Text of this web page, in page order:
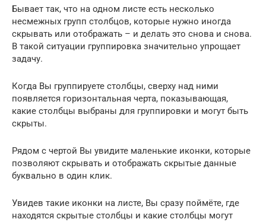
Бывает так, что на одном листе есть несколько
несмежных групп столбцов, которые нужно иногда
скрывать или отображать – и делать это снова и снова.
В такой ситуации группировка значительно упрощает
задачу.
Когда Вы группируете столбцы, сверху над ними
появляется горизонтальная черта, показывающая,
какие столбцы выбраны для группировки и могут быть
скрыты.
Рядом с чертой Вы увидите маленькие иконки, которые
позволяют скрывать и отображать скрытые данные
буквально в один клик.
Увидев такие иконки на листе, Вы сразу поймёте, где
находятся скрытые столбцы и какие столбцы могут